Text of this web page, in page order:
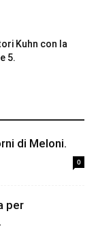
Kuhn con la
5.
di Meloni.
0
per